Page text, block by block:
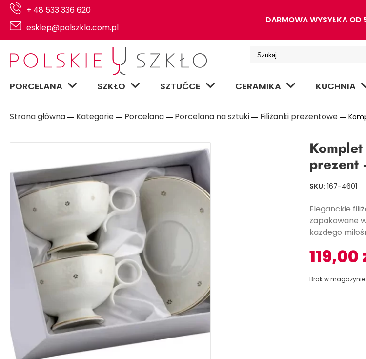
+ 48 533 336 620
esklep@polszklo.com.pl
DARMOWA WYSYŁKA OD
PORCELANA SZKŁO SZTUĆCE CERAMIKA KUCHNIA
Strona główna ― Kategorie ― Porcelana ― Porcelana na sztuki ― Filiżanki prezentowe ―
prezent
SKU: 167-4601
Eleganckie
zapakowane
każdego
119,00
Brak w magazynie